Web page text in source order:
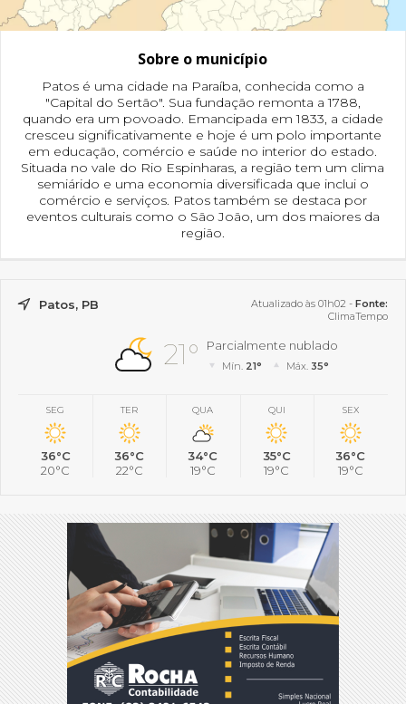
Sobre o município
Patos é uma cidade na Paraíba, conhecida como a
"Capital do Sertão". Sua fundação remonta a 1788,
quando era um povoado. Emancipada em 1833, a cidade
cresceu significativamente e hoje é um polo importante
em educação, comércio e saúde no interior do estado.
Situada no vale do Rio Espinharas, a região tem um clima
semiárido e uma economia diversificada que inclui o
comércio e serviços. Patos também se destaca por
eventos culturais como o São João, um dos maiores da
região.
Patos, PB Atualizado às 01h02 - Fonte:
ClimaTempo
21° Parcialmente nublado
Mín. 21° Máx. 35°
SEG
36°C
20°C
TER
36°C
22°C
QUA
34°C
19°C
QUI
35°C
19°C
SEX
36°C
19°C